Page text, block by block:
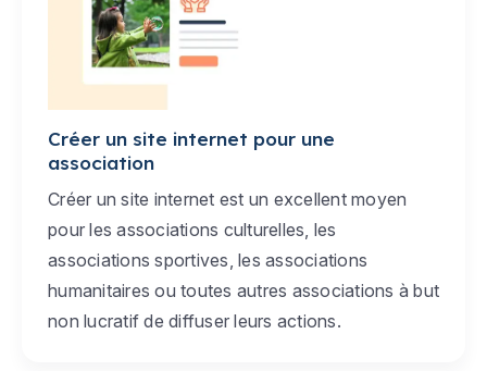
Créer un site internet pour une
association
Créer un site internet est un excellent moyen
pour les associations culturelles, les
associations sportives, les associations
humanitaires ou toutes autres associations à but
non lucratif de diffuser leurs actions.